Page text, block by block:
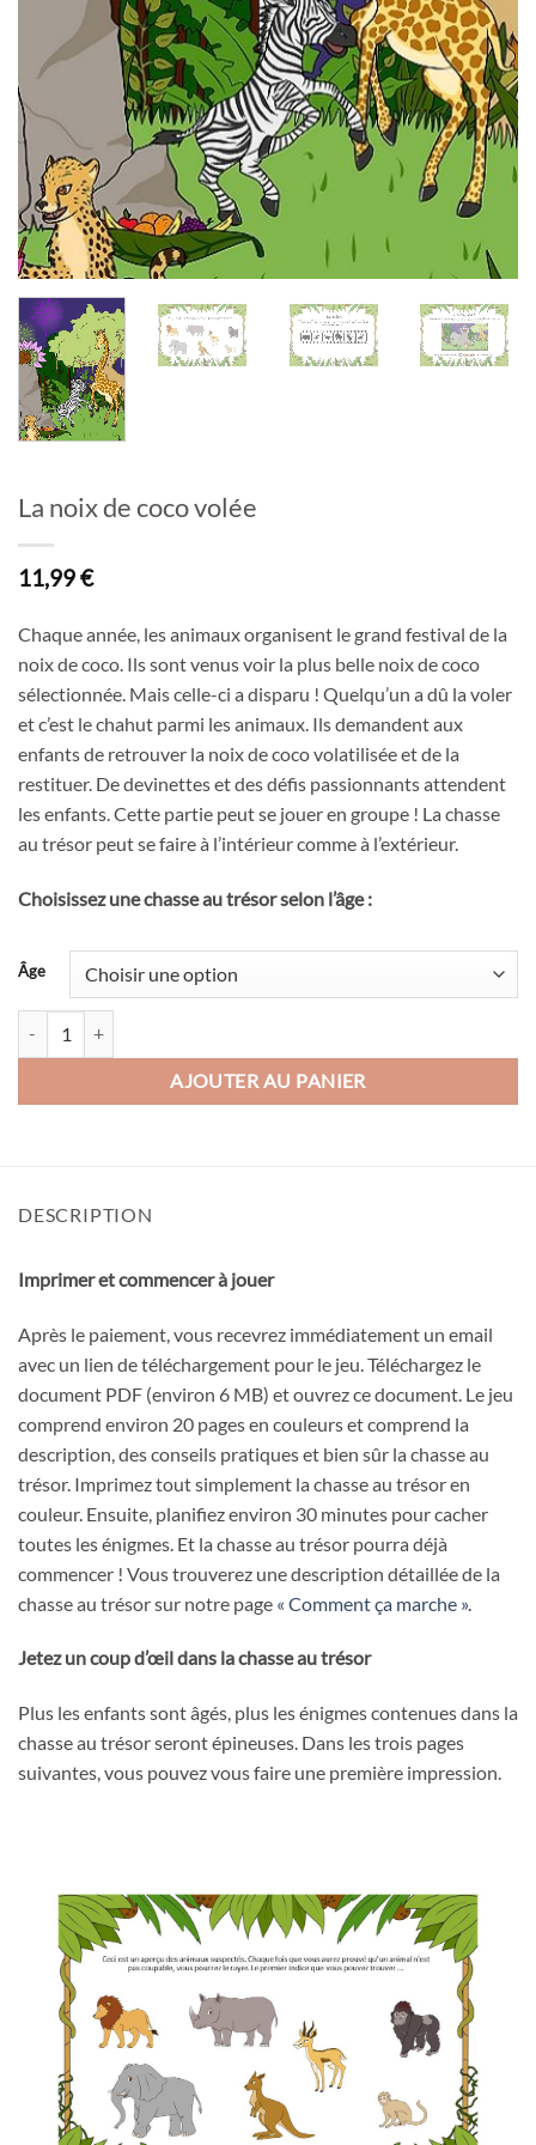
La noix de coco volée
11,99€
Chaque année, les animaux organisent le grand festival de la
noix de coco. Ils sont venus voir la plus belle noix de coco
sélectionnée. Mais celle-ci a disparu ! Quelqu’un a dû la voler
et c’est le chahut parmi les animaux. Ils demandent aux
enfants de retrouver la noix de coco volatilisée et de la
restituer. De devinettes et des défis passionnants attendent
les enfants. Cette partie peut se jouer en groupe ! La chasse
au trésor peut se faire à l’intérieur comme à l’extérieur.
Choisissez une chasse au trésor selon l’âge :
Âge
AJOUTER AU PANIER
DESCRIPTION
Imprimer et commencer à jouer
Après le paiement, vous recevrez immédiatement un email
avec un lien de téléchargement pour le jeu. Téléchargez le
document PDF (environ 6 MB) et ouvrez ce document. Le jeu
comprend environ 20 pages en couleurs et comprend la
description, des conseils pratiques et bien sûr la chasse au
trésor. Imprimez tout simplement la chasse au trésor en
couleur. Ensuite, planifiez environ 30 minutes pour cacher
toutes les énigmes. Et la chasse au trésor pourra déjà
commencer ! Vous trouverez une description détaillée de la
chasse au trésor sur notre page « Comment ça marche ».
Jetez un coup d’œil dans la chasse au trésor
Plus les enfants sont âgés, plus les énigmes contenues dans la
chasse au trésor seront épineuses. Dans les trois pages
suivantes, vous pouvez vous faire une première impression.